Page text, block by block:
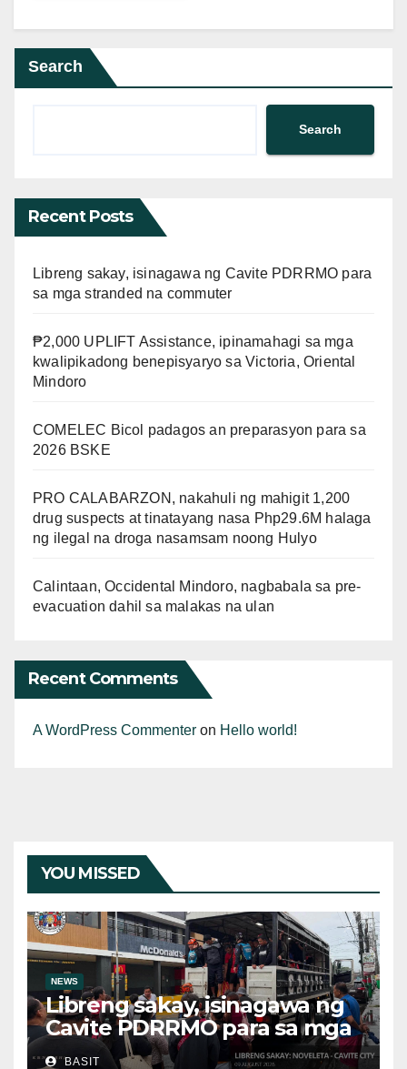
Search
Search
Recent Posts
Libreng sakay, isinagawa ng Cavite PDRRMO para
sa mga stranded na commuter
₱2,000 UPLIFT Assistance, ipinamahagi sa mga
kwalipikadong benepisyaryo sa Victoria, Oriental
Mindoro
COMELEC Bicol padagos an preparasyon para sa
2026 BSKE
PRO CALABARZON, nakahuli ng mahigit 1,200
drug suspects at tinatayang nasa Php29.6M halaga
ng ilegal na droga nasamsam noong Hulyo
Calintaan, Occidental Mindoro, nagbabala sa pre-
evacuation dahil sa malakas na ulan
Recent Comments
A WordPress Commenter on Hello world!
YOU MISSED
NEWS
Libreng sakay, isinagawa ng
Cavite PDRRMO para sa mga
stranded na commuter
BASIT